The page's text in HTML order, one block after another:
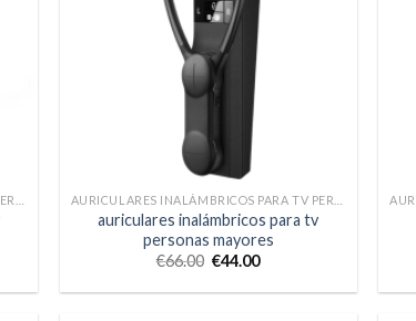
auriculares inalámbricos para tv
personas mayores
€66.00 €44.00